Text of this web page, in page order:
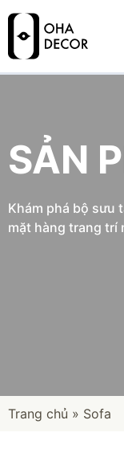
SẢN
Khám phá bộ sưu
mặt hàng trang trí
Trang chủ » Sofa